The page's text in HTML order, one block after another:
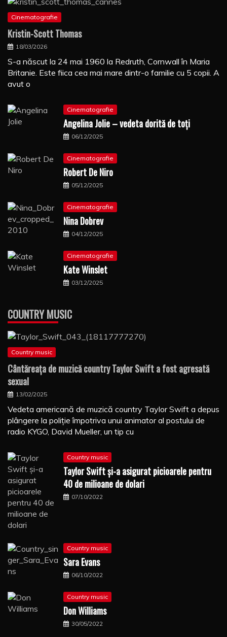
Cinematografie
Kristin-Scott Thomas
18/03/2026
S-a născut la 24 mai 1960 la Redruth, Cornwall în Maria
Britanie. Este fiica cea mai mare dintr-o familie cu 5 copii. A
avut o
Cinematografie
Angelina Jolie – vedeta dorită de toți
06/12/2025
Cinematografie
Robert De Niro
05/12/2025
Cinematografie
Nina Dobrev
04/12/2025
Cinematografie
Kate Winslet
03/12/2025
COUNTRY MUSIC
Country music
Cântăreaţa de muzică country Taylor Swift a fost agresată
sexual
13/02/2025
Vedeta americană de muzică country Taylor Swift a depus
plângere la poliţie împotriva unui animator al postului de
radio KYGO, David Mueller, un tip cu
Country music
Taylor Swift şi-a asigurat picioarele pentru
40 de milioane de dolari
07/10/2022
Country music
Sara Evans
06/10/2022
Country music
Don Williams
30/05/2022